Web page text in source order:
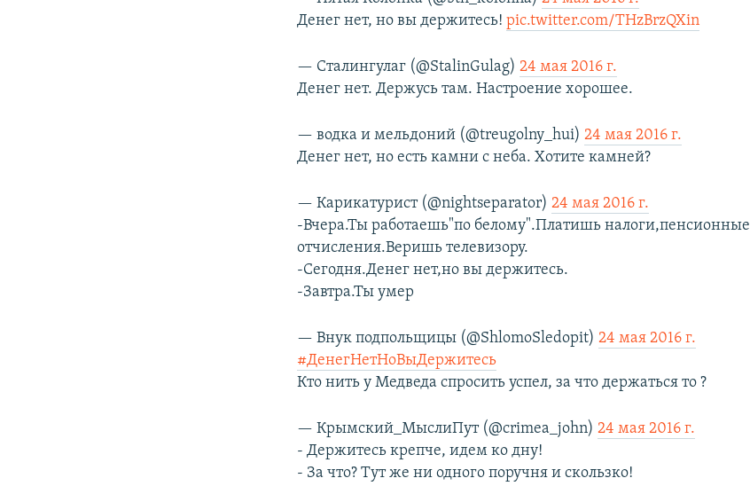
Денег нет, но вы держитесь!pic.twitter.com/THzBrzQXin
— Сталингулаг (@StalinGulag)24 мая 2016 г.
Денег нет. Держусь там. Настроение хорошее.
— водка и мельдоний (@treugolny_hui)24 мая 2016 г.
Денег нет, но есть камни с неба. Хотите камней?
— Карикатурист (@nightseparator)24 мая 2016 г.
-Вчера.Ты работаешь"по белому".Платишь налоги,пенсионные
отчисления.Веришь телевизору.
-Сегодня.Денег нет,но вы держитесь.
-Завтра.Ты умер
— Внук подпольщицы (@ShlomoSledopit)24 мая 2016 г.
#ДенегНетНоВыДержитесь
Кто нить у Медведа спросить успел, за что держаться то ?
— Крымский_МыслиПут (@crimea_john)24 мая 2016 г.
- Держитесь крепче, идем ко дну!
- За что? Тут же ни одного поручня и скользко!